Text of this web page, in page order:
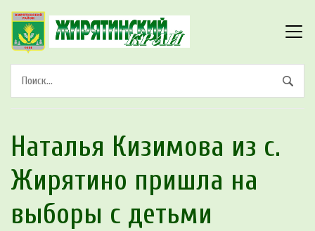
Наталья Кизимова из с.
Жирятино пришла на
выборы с детьми